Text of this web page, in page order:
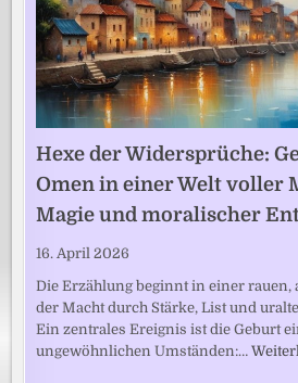
Hexe der Widersprüche:
Omen in einer Welt voller
Magie und moralischer
16. April 2026
Die Erzählung beginnt in einer rauen,
der Macht durch Stärke, List und
Ein zentrales Ereignis ist die Geburt
ungewöhnlichen Umständen:…